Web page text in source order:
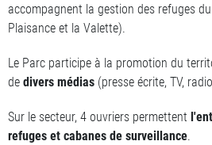
accompagnent la gestion des refuges
Plaisance et la Valette).
Le Parc participe à la promotion du
de divers médias (presse écrite, TV,
Sur le secteur, 4 ouvriers permettent
refuges et cabanes de surveillance.